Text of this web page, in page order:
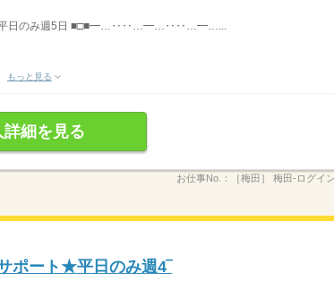
◆平日のみ週5日 ■□■━…‥‥…━…‥‥…━…...
もっと見る
詳細を見る
お仕事No.： ［梅田］ 梅田-ログイ
ポート★平日のみ週4‾